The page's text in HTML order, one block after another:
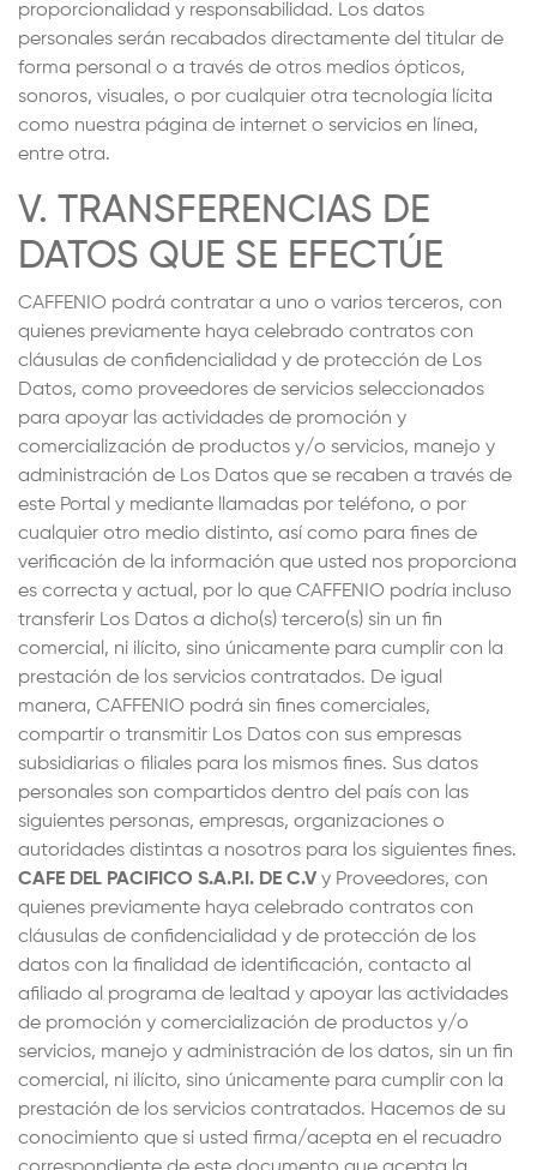
proporcionalidad y responsabilidad. Los datos
personales serán recabados directamente del titular de
forma personal o a través de otros medios ópticos,
sonoros, visuales, o por cualquier otra tecnología lícita
como nuestra página de internet o servicios en línea,
entre otra.
V. TRANSFERENCIAS DE
DATOS QUE SE EFECTÚE
CAFFENIO podrá contratar a uno o varios terceros, con
quienes previamente haya celebrado contratos con
cláusulas de confidencialidad y de protección de Los
Datos, como proveedores de servicios seleccionados
para apoyar las actividades de promoción y
comercialización de productos y/o servicios, manejo y
administración de Los Datos que se recaben a través de
este Portal y mediante llamadas por teléfono, o por
cualquier otro medio distinto, así como para fines de
verificación de la información que usted nos proporciona
es correcta y actual, por lo que CAFFENIO podría incluso
transferir Los Datos a dicho(s) tercero(s) sin un fin
comercial, ni ilícito, sino únicamente para cumplir con la
prestación de los servicios contratados. De igual
manera, CAFFENIO podrá sin fines comerciales,
compartir o transmitir Los Datos con sus empresas
subsidiarias o filiales para los mismos fines. Sus datos
personales son compartidos dentro del país con las
siguientes personas, empresas, organizaciones o
autoridades distintas a nosotros para los siguientes fines.
CAFE DEL PACIFICO S.A.P.I. DE C.V y Proveedores, con
quienes previamente haya celebrado contratos con
cláusulas de confidencialidad y de protección de los
datos con la finalidad de identificación, contacto al
afiliado al programa de lealtad y apoyar las actividades
de promoción y comercialización de productos y/o
servicios, manejo y administración de los datos, sin un fin
comercial, ni ilícito, sino únicamente para cumplir con la
prestación de los servicios contratados. Hacemos de su
conocimiento que si usted firma/acepta en el recuadro